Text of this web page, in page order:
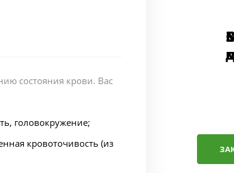
состояния крови. Вас
головокружение;
кровоточивость (из